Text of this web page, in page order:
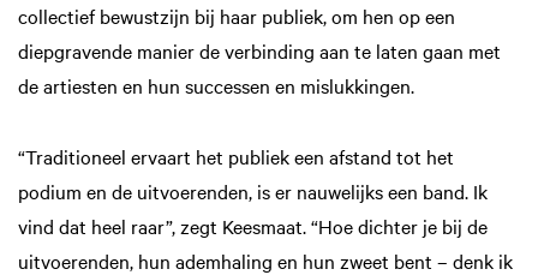
collectief bewustzijn bij haar publiek, om hen op een
diepgravende manier de verbinding aan te laten gaan met
de artiesten en hun successen en mislukkingen.
“Traditioneel ervaart het publiek een afstand tot het
podium en de uitvoerenden, is er nauwelijks een band. Ik
vind dat heel raar”, zegt Keesmaat. “Hoe dichter je bij de
uitvoerenden, hun ademhaling en hun zweet bent – denk ik